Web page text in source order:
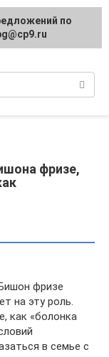
фризе,
фризе
на эту роль.
как «болонка
в семье с
по